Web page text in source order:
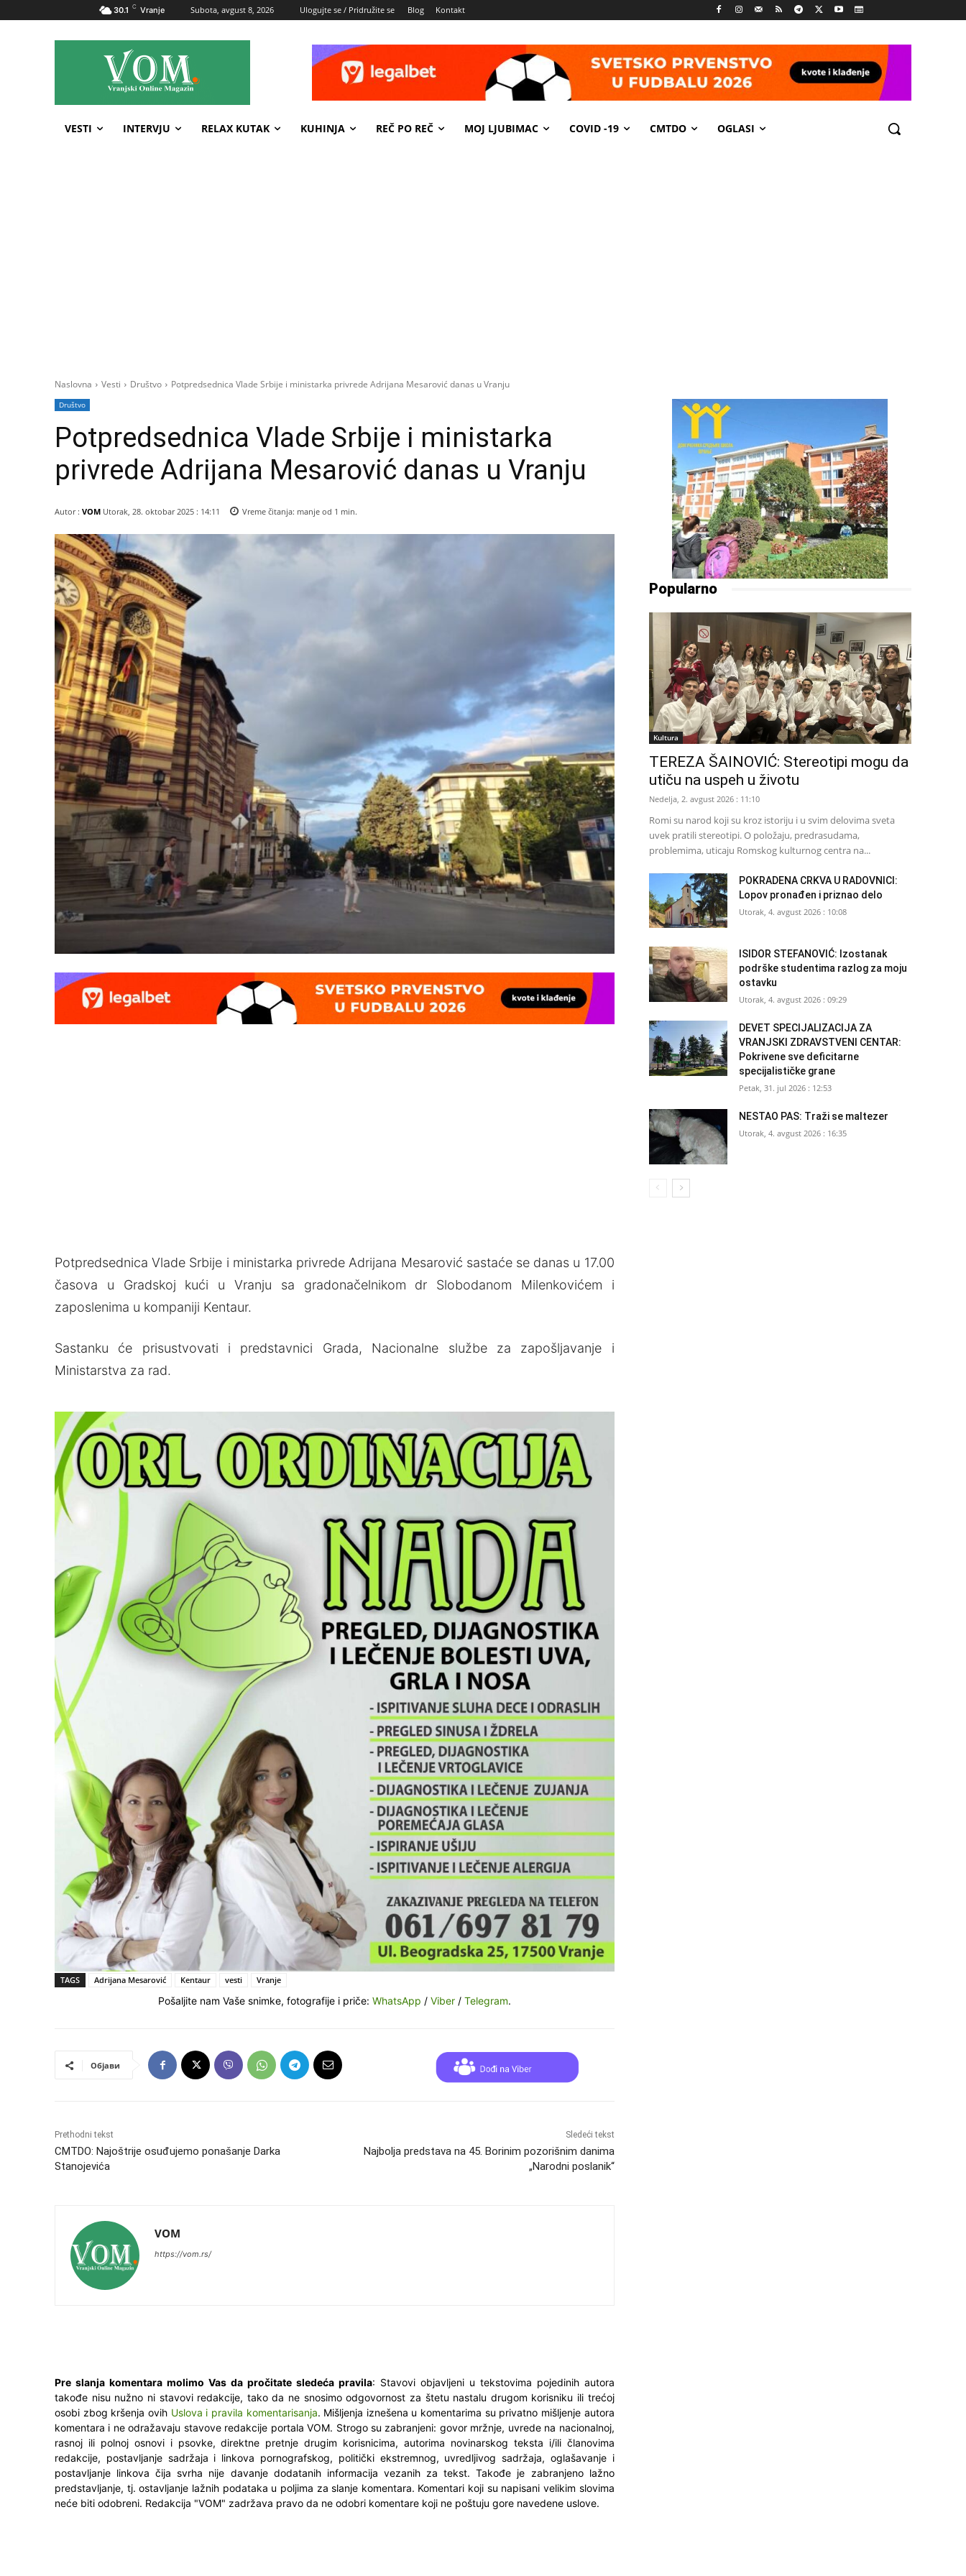
30.1 C Vranje Subota, avgust 8, 2026 Ulogujte se / Pridružite se Blog Kontakt
VESTI INTERVJU RELAX KUTAK KUHINJA REČ PO REČ MOJ LJUBIMAC COVID -19 CMTDO OGLASI
Naslovna Vesti Društvo Potpredsednica Vlade Srbije i ministarka privrede Adrijana Mesarović danas u Vranju
Društvo
Potpredsednica Vlade Srbije i ministarka
privrede Adrijana Mesarović danas u Vranju
Autor : VOM Utorak, 28. oktobar 2025 : 14:11 Vreme čitanja: manje od 1 min.
Potpredsednica Vlade Srbije i ministarka privrede Adrijana Mesarović sastaće se danas u 17.00
časova u Gradskoj kući u Vranju sa gradonačelnikom dr Slobodanom Milenkovićem i
zaposlenima u kompaniji Kentaur.
Sastanku će prisustvovati i predstavnici Grada, Nacionalne službe za zapošljavanje i
Ministarstva za rad.
TAGS Adrijana Mesarović Kentaur vesti Vranje
Pošaljite nam Vaše snimke, fotografije i priče: WhatsApp / Viber/ Telegram.
Објави
Prethodni tekst
CMTDO: Najoštrije osuđujemo ponašanje Darka
Stanojevića
Sledeći tekst
Najbolјa predstava na 45. Borinim pozorišnim danima
„Narodni poslanik“
VOM
https://vom.rs/
Pre slanja komentara molimo Vas da pročitate sledeća pravila: Stavovi objavljeni u tekstovima pojedinih autora
takođe nisu nužno ni stavovi redakcije, tako da ne snosimo odgovornost za štetu nastalu drugom korisniku ili trećoj
osobi zbog kršenja ovih Uslova i pravila komentarisanja. Mišljenja iznešena u komentarima su privatno mišljenje autora
komentara i ne odražavaju stavove redakcije portala VOM. Strogo su zabranjeni: govor mržnje, uvrede na nacionalnoj,
rasnoj ili polnoj osnovi i psovke, direktne pretnje drugim korisnicima, autorima novinarskog teksta i/ili članovima
redakcije, postavljanje sadržaja i linkova pornografskog, politički ekstremnog, uvredljivog sadržaja, oglašavanje i
postavljanje linkova čija svrha nije davanje dodatanih informacija vezanih za tekst. Takođe je zabranjeno lažno
predstavljanje, tj. ostavljanje lažnih podataka u poljima za slanje komentara. Komentari koji su napisani velikim slovima
neće biti odobreni. Redakcija "VOM" zadržava pravo da ne odobri komentare koji ne poštuju gore navedene uslove.
Popularno
Kultura
TEREZA ŠAINOVIĆ: Stereotipi mogu da
utiču na uspeh u životu
Nedelja, 2. avgust 2026 : 11:10
Romi su narod koji su kroz istoriju i u svim delovima sveta
uvek pratili stereotipi. O položaju, predrasudama,
problemima, uticaju Romskog kulturnog centra na...
POKRADENA CRKVA U RADOVNICI:
Lopov pronađen i priznao delo
Utorak, 4. avgust 2026 : 10:08
ISIDOR STEFANOVIĆ: Izostanak
podrške studentima razlog za moju
ostavku
Utorak, 4. avgust 2026 : 09:29
DEVET SPECIJALIZACIJA ZA
VRANJSKI ZDRAVSTVENI CENTAR:
Pokrivene sve deficitarne
specijalističke grane
Petak, 31. jul 2026 : 12:53
NESTAO PAS: Traži se maltezer
Utorak, 4. avgust 2026 : 16:35